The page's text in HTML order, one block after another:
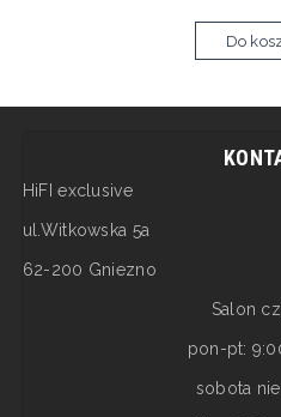
Do
HiFI exclusive
ul.Witkowska 5a
62-200 Gniezno
Salon
pon-pt:
sobota